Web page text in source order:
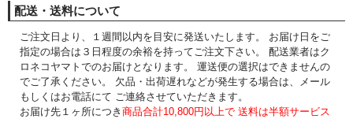
配送・送料について
ご注文日より、１週間以内を目安に発送いたします。 お届け日をご
指定の場合は３日程度の余裕を持ってご注文下さい。 配送業者はク
ロネコヤマトでのお届けとなります。 運送便の選択はできませんの
でご了承ください。 欠品・出荷遅れなどが発生する場合は、メール
もしくはお電話にて ご連絡させていただきます。
お届け先１ヶ所につき 商品合計10,800円以上で 送料は半額サービス